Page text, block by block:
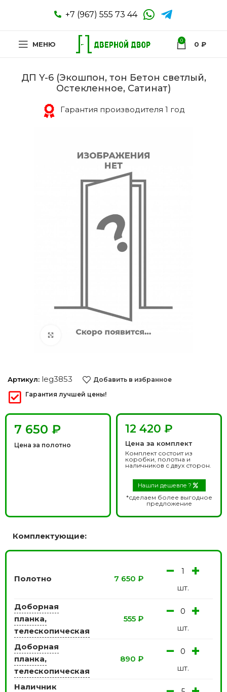
+7 (967) 555 73 44
МЕНЮ 0 0 ₽
ДП Y-6 (Экошпон, тон Бетон светлый,
Остекленное, Сатинат)
Гарантия производителя 1 год
Нажмите, чтобы увеличить
Артикул: leg3853
Добавить в избранное
Гарантия лучшей цены!
₽
Цена за полотно
12 420 ₽
Цена за комплект
Комплект состоит из
коробки, полотна и
наличников с двух сторон.
Нашли дешевле ?
*сделаем более выгодное
предложение
Комплектующие:
Полотно 7 650 ₽ − +
шт.
Доборная
планка,
телескопическая
555 ₽ − +
шт.
Доборная
планка,
телескопическая
890 ₽ − +
шт.
Наличник